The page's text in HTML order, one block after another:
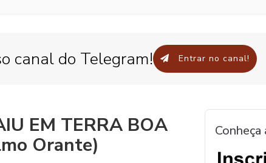
canal do Telegram! Entrar no canal!
EM TERRA BOA
Orante)